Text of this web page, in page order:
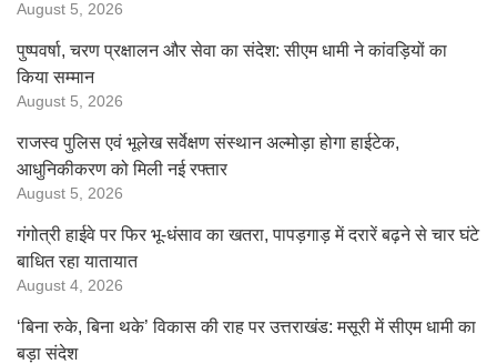
August 5, 2026
पुष्पवर्षा, चरण प्रक्षालन और सेवा का संदेश: सीएम धामी ने कांवड़ियों का
किया सम्मान
August 5, 2026
राजस्व पुलिस एवं भूलेख सर्वेक्षण संस्थान अल्मोड़ा होगा हाईटेक,
आधुनिकीकरण को मिली नई रफ्तार
August 5, 2026
गंगोत्री हाईवे पर फिर भू-धंसाव का खतरा, पापड़गाड़ में दरारें बढ़ने से चार घंटे
बाधित रहा यातायात
August 4, 2026
‘बिना रुके, बिना थके’ विकास की राह पर उत्तराखंड: मसूरी में सीएम धामी का
बड़ा संदेश